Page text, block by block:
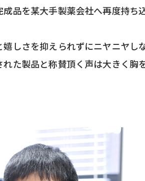
品を某大手製薬会社へ再度持
しさを抑えられずにニヤニヤ
た製品と称賛頂く声は大きく